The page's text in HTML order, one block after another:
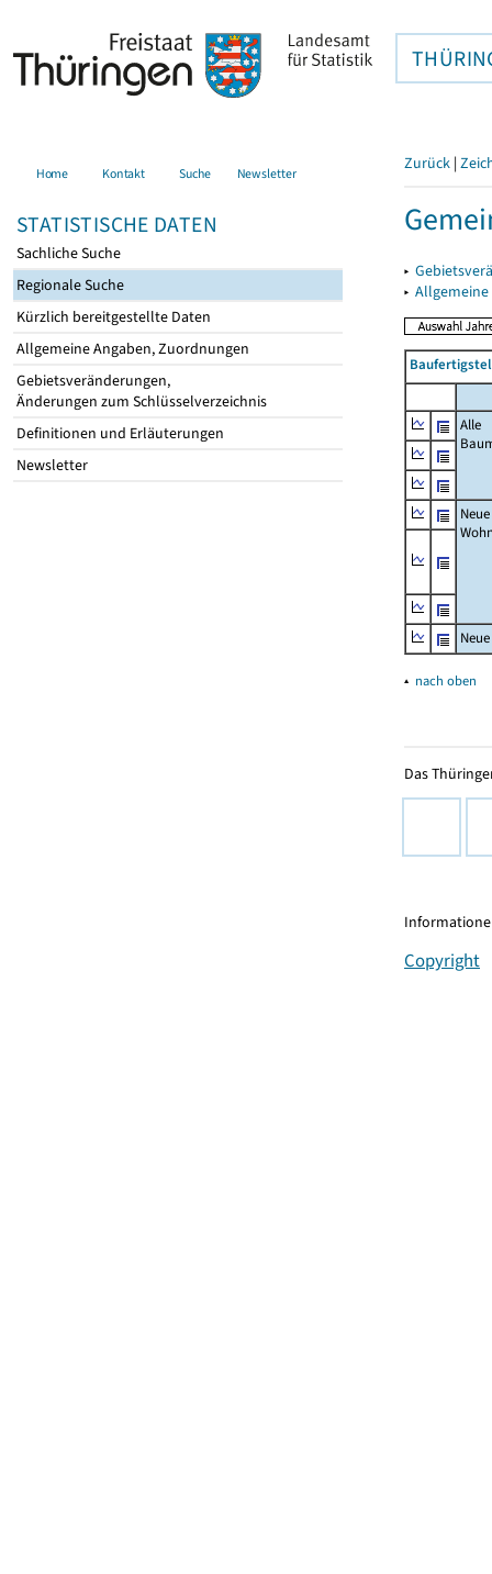
Home Kontakt Suche Newsletter
STATISTISCHE DATEN
Sachliche Suche
Regionale Suche
Kürzlich bereitgestellte Daten
Allgemeine Angaben, Zuordnungen
Gebietsveränderungen,
Änderungen zum Schlüsselverzeichnis
Definitionen und Erläuterungen
Newsletter
Zurück |
▸
▸
Alle
Neue
▴ nach oben
Das
Copyright